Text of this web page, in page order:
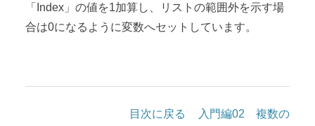
「Index」の値を1加算し、リストの範囲外を示す場
合は0になるように変数へセットしています。
目次に戻る
入門編02 複数の